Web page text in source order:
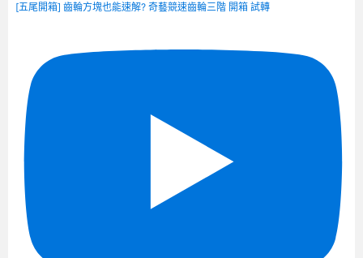
[五尾開箱] 齒輪方塊也能速解? 奇藝競速齒輪三階 開箱 試轉